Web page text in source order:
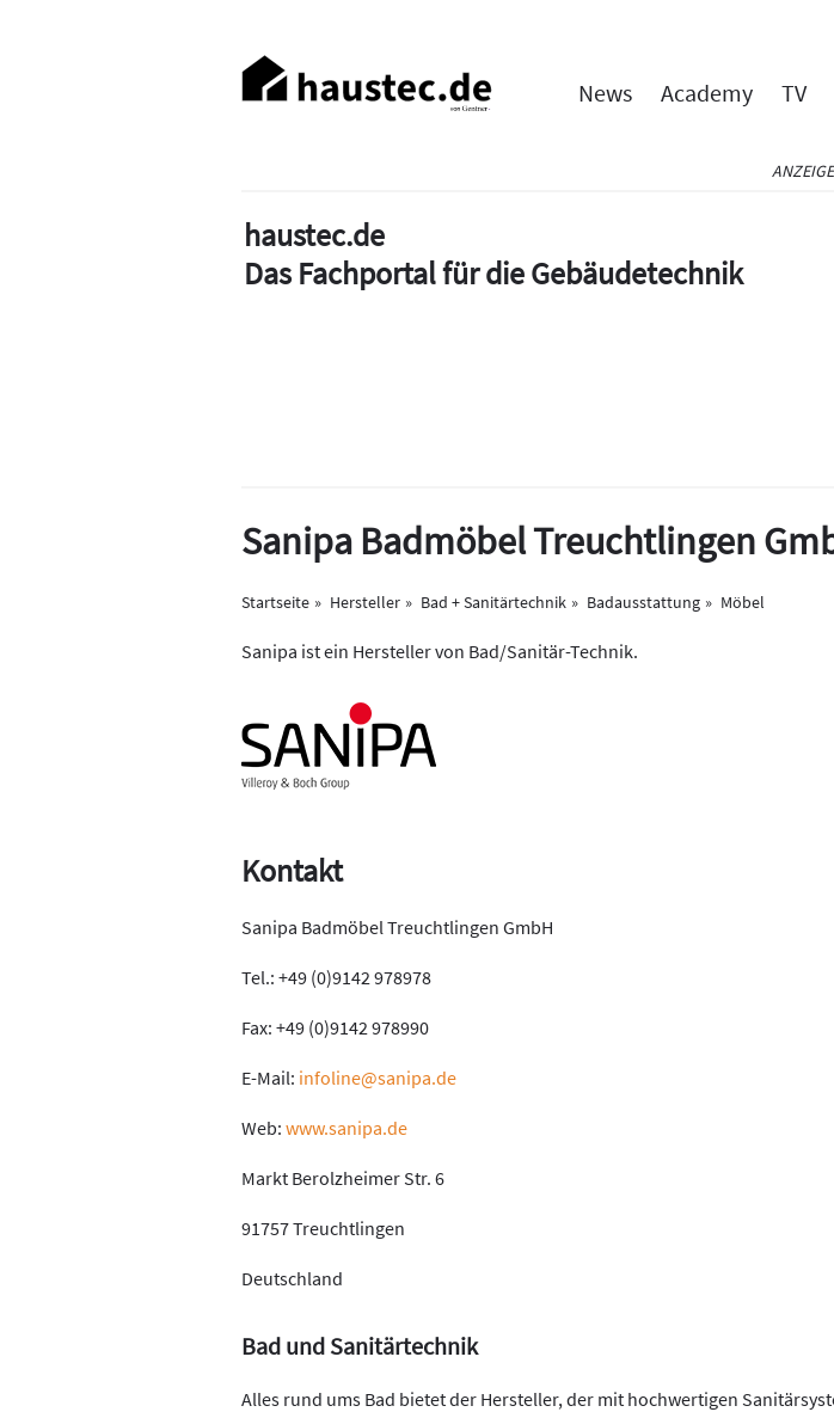
Haupt-
Navigation
News Academy TV
ANZEIGE
haustec.de
Das Fachportal für die Gebäudetechnik
Sanipa Badmöbel Treuchtlingen
Startseite Hersteller Bad + Sanitärtechnik Badausstattung Möbel
Sanipa ist ein Hersteller von Bad/Sanitär-Technik.
Kontakt
Sanipa Badmöbel Treuchtlingen GmbH
Tel.: +49 (0)9142 978978
Fax: +49 (0)9142 978990
E-Mail: infoline@sanipa.de
Web: www.sanipa.de
Markt Berolzheimer Str. 6
91757 Treuchtlingen
Deutschland
Bad und Sanitärtechnik
Alles rund ums Bad bietet der Hersteller, der mit hochwertigen